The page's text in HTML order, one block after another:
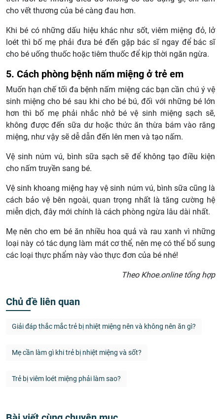
cho vết thương của bé càng đau hơn.
Khi bé có những dấu hiệu khác như sốt, viêm miệng đỏ, lở
loét thì bố mẹ phải đưa bé đến gặp bác sĩ ngay để bác sĩ
cho bé uống thuốc hoặc tiêm thuốc để kịp thời ngăn ngừa.
5. Cách phòng bệnh nấm miệng ở trẻ em
Muốn hạn chế tối đa bệnh nấm miệng các bạn cần chú ý vệ
sinh miệng cho bé sau khi cho bé bú, đối với những bé lớn
hơn thì bố mẹ phải nhắc nhở bé vệ sinh miệng sạch sẽ,
không được đến sữa dư hoặc thức ăn thừa bám vào răng
miệng, như vậy sẽ dễ dẫn đến lên men và tạo nấm.
Vệ sinh núm vú, bình sữa sạch sẽ để không tạo điều kiện
cho nấm truyền sang bé.
Vệ sinh khoang miệng hay vệ sinh núm vú, bình sữa cũng là
cách bảo vệ bên ngoài, quan trọng nhất là tăng cường hệ
miễn dịch, đây mới chính là cách phòng ngừa lâu dài nhất.
Mẹ nên cho em bé ăn nhiều hoa quả và rau xanh vì những
loại này có tác dụng làm mát cơ thể, nên mẹ có thể bổ sung
các loại thực phẩm này vào thực đơn của bé nhé!
Theo Khoe.online tổng hợp
Chủ đề liên quan
Giải đáp thắc mắc trẻ bị nhiệt miệng nên và không nên ăn gì?
Mẹ cần làm gì khi trẻ bị nhiệt miệng và sốt?
Trẻ bị viêm loét miệng phải làm sao?